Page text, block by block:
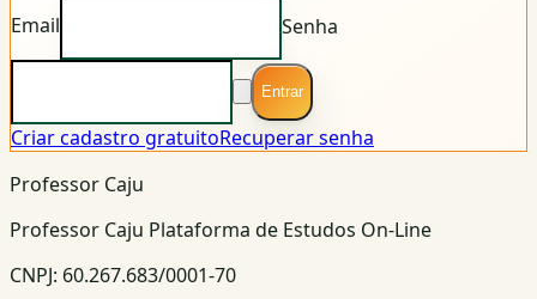
Email
Senha
Entrar
Criar cadastro gratuitoRecuperar senha
Professor Caju
Professor Caju Plataforma de Estudos On-Line
CNPJ: 60.267.683/0001-70